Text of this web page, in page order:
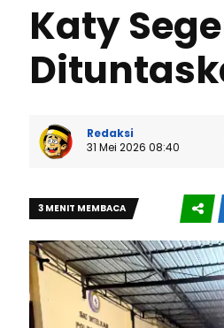
Katy
Redaksi
31 Mei 2026 08:40
3 MENIT MEMBACA